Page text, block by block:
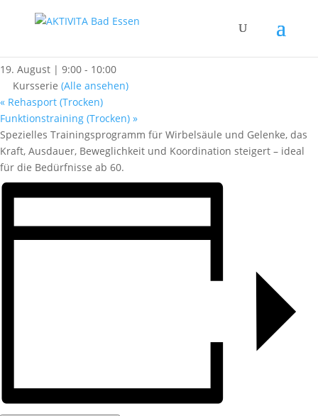
« Alle Kurse
19. August | 9:00 - 10:00
Kursserie (Alle ansehen)
« Rehasport (Trocken)
Funktionstraining (Trocken) »
Spezielles Trainingsprogramm für Wirbelsäule und Gelenke, das
Kraft, Ausdauer, Beweglichkeit und Koordination steigert – ideal
für die Bedürfnisse ab 60.